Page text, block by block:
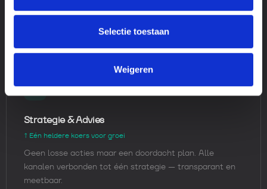
Selectie toestaan
Weigeren
Strategie & Advies
↑ Eén heldere koers voor groei
Geen losse acties maar een doordacht plan. Alle
kanalen verbonden tot één strategie — transparant en
meetbaar.